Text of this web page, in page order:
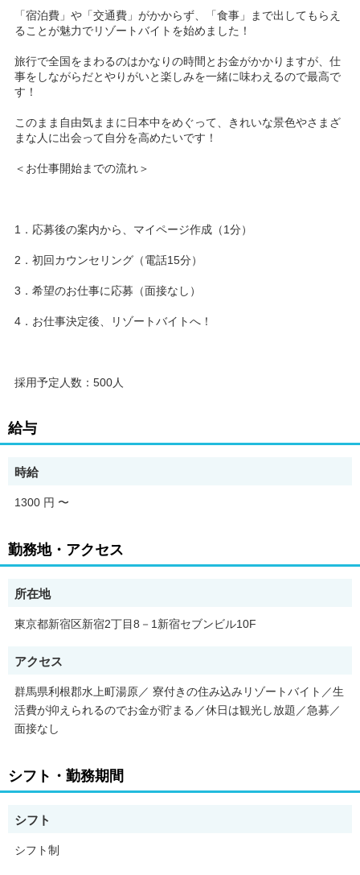
「宿泊費」や「交通費」がかからず、「食事」まで出してもらえ
ることが魅力でリゾートバイトを始めました！
旅行で全国をまわるのはかなりの時間とお金がかかりますが、仕
事をしながらだとやりがいと楽しみを一緒に味わえるので最高で
す！
このまま自由気ままに日本中をめぐって、きれいな景色やさまざ
まな人に出会って自分を高めたいです！
＜お仕事開始までの流れ＞
1．応募後の案内から、マイページ作成（1分）
2．初回カウンセリング（電話15分）
3．希望のお仕事に応募（面接なし）
4．お仕事決定後、リゾートバイトへ！
採用予定人数：500人
給与
時給
1300 円 〜
勤務地・アクセス
所在地
東京都新宿区新宿2丁目8－1新宿セブンビル10F
アクセス
群馬県利根郡水上町湯原／ 寮付きの住み込みリゾートバイト／生
活費が抑えられるのでお金が貯まる／休日は観光し放題／急募／
面接なし
シフト・勤務期間
シフト
シフト制